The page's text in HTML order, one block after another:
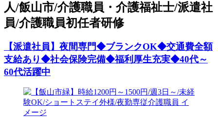
人/飯山市/介護職員・介護福祉士/派遣社
員/介護職員初任者研修
【派遣社員】夜間専門◆ブランクOK◆交通費全額
支給あり◆社会保険完備◆福利厚生充実◆40代～
60代活躍中